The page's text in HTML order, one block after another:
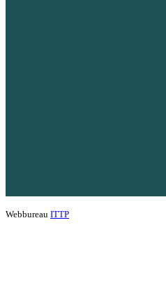
Webbureau ITTP